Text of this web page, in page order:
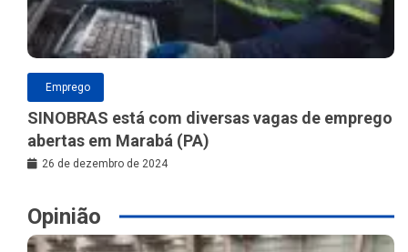
Emprego
SINOBRAS está com diversas vagas de emprego
abertas em Marabá (PA)
26 de dezembro de 2024
Opinião